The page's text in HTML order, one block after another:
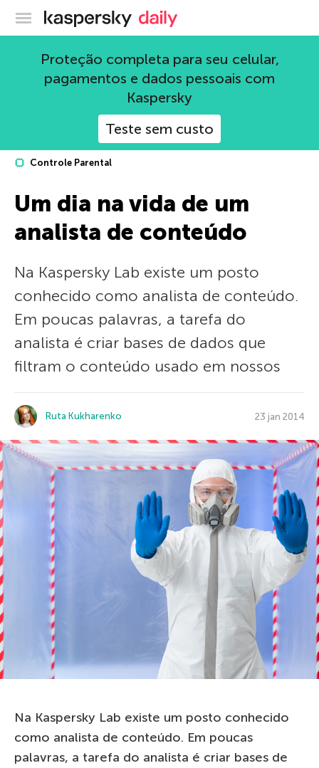
Blog oficial da Kaspersky
Proteção completa para seu celular,
pagamentos e dados pessoais com
Kaspersky
Teste sem custo
Controle Parental
Um dia na vida de um
analista de conteúdo
Na Kaspersky Lab existe um posto
conhecido como analista de conteúdo.
Em poucas palavras, a tarefa do
analista é criar bases de dados que
filtram o conteúdo usado em nossos
Ruta Kukharenko 23 jan 2014
Na Kaspersky Lab existe um posto conhecido
como analista de conteúdo. Em poucas
palavras, a tarefa do analista é criar bases de